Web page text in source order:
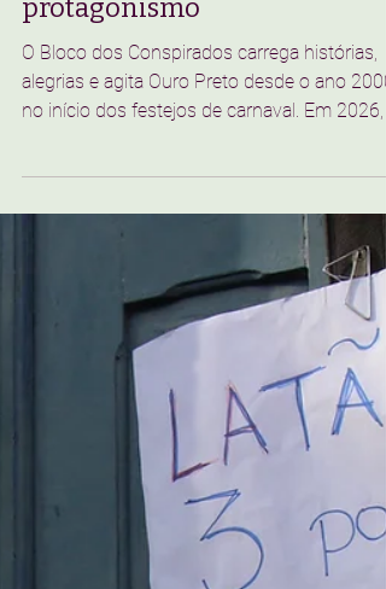
Danielle Leal e Milene Latarulo
Conspirados abre o Carnaval
de Ouro Preto com inclusão e
protagonismo
O Bloco dos Conspirados carrega histórias,
alegrias e agita Ouro Preto desde o ano 2000
no início dos festejos de carnaval. Em 2026,
Conspirados ocupará as ruas na quinta-feira,
dia 12 de fevereiro.